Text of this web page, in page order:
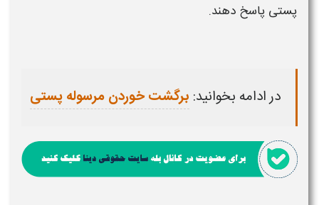
پستی پاسخ دهند.
در ادامه بخوانید: برگشت خوردن مرسوله پستی